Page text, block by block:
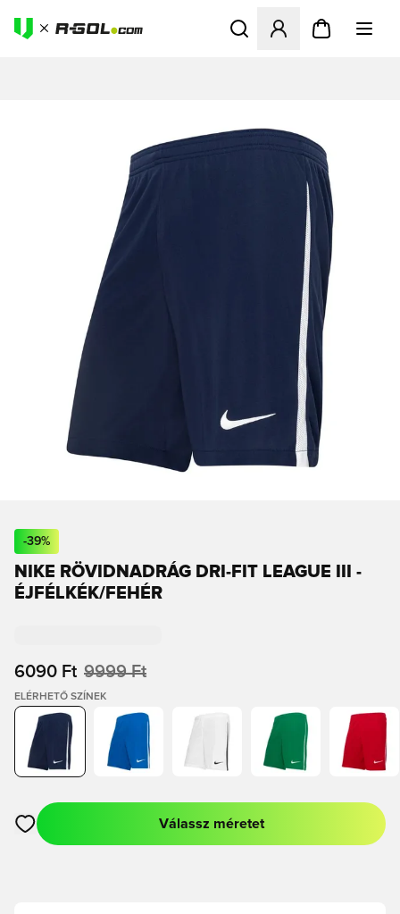
Megnyit egy modált a
-39%
NIKE RÖVIDNADRÁG DRI-FIT LEAGUE III -
ÉJFÉLKÉK/FEHÉR
6090 Ft 9999 Ft
ELÉRHETŐ SZÍNEK
Megnyit egy modált a bejelentkezéshez vagy a tagként való
Válassz méretet